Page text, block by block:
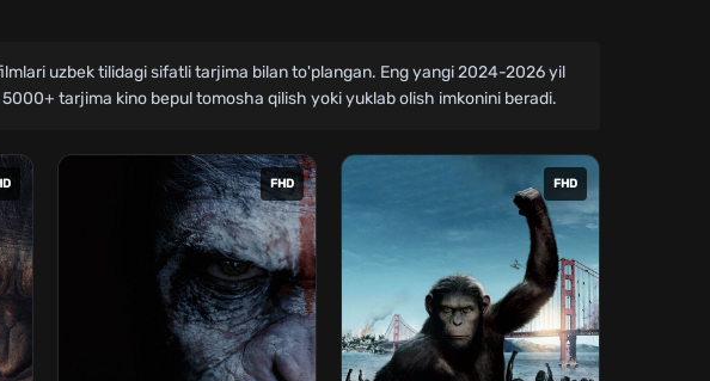
uzbek tilidagi sifatli tarjima bilan to'plangan. Eng yangi 2024-2026 yil
tarjima kino bepul tomosha qilish yoki yuklab olish imkonini beradi.
FHD FHD